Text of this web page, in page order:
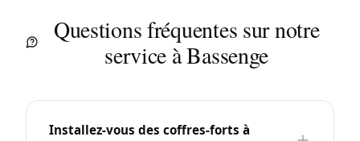
Questions fréquentes sur notre
service à Bassenge
Installez-vous des coffres-forts à